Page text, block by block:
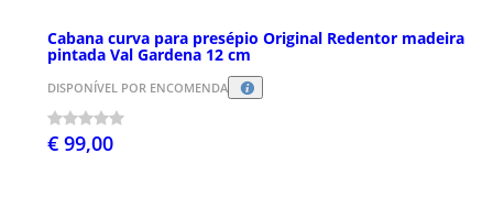
Cabana curva para presépio Original Redentor madeira
pintada Val Gardena 12 cm
DISPONÍVEL POR ENCOMENDA
€ 99,00